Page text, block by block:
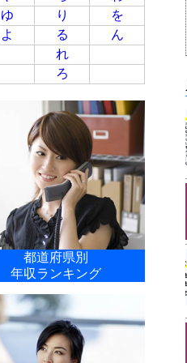
ゆ り
を
よ る
ん
れ
ろ
都道府県別
年収ランキング